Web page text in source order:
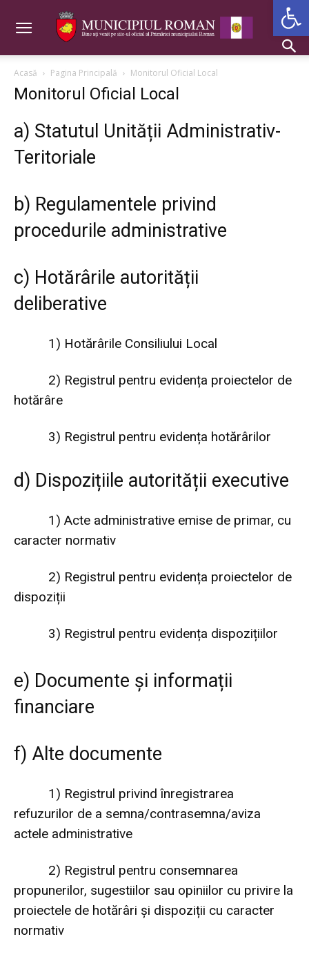
Acasă Pagina Principală Monitorul Oficial Local
Monitorul Oficial Local
a) Statutul Unității Administrativ-
Teritoriale
b) Regulamentele privind
procedurile administrative
c) Hotărârile autorității
deliberative
1) Hotărârile Consiliului Local
2) Registrul pentru evidența proiectelor de
hotărâre
3) Registrul pentru evidența hotărârilor
d) Dispozițiile autorității executive
1) Acte administrative emise de primar, cu
caracter normativ
2) Registrul pentru evidența proiectelor de
dispoziții
3) Registrul pentru evidența dispozițiilor
e) Documente și informații
financiare
f) Alte documente
1) Registrul privind înregistrarea
refuzurilor de a semna/contrasemna/aviza
actele administrative
2) Registrul pentru consemnarea
propunerilor, sugestiilor sau opiniilor cu privire la
proiectele de hotărâri și dispoziții cu caracter
normativ